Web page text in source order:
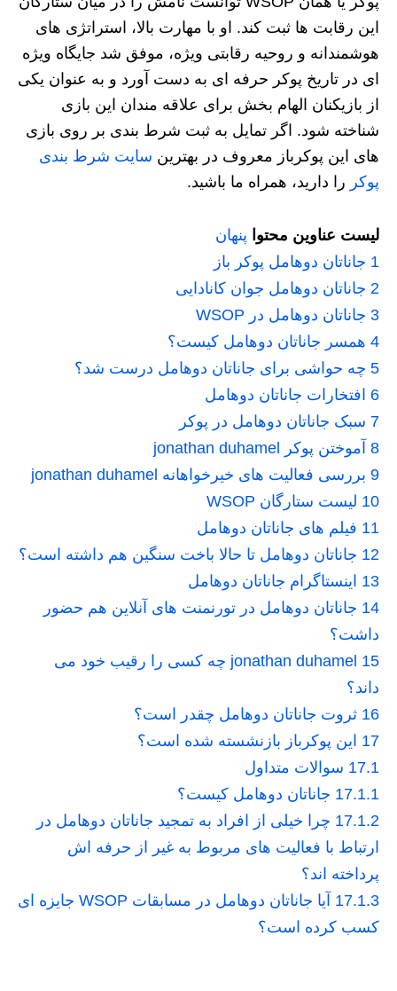
این رقابت ها ثبت کند. او با مهارت بالا، استراتژی های
هوشمندانه و روحیه رقابتی ویژه، موفق شد جایگاه ویژه
ای در تاریخ پوکر حرفه ای به دست آورد و به عنوان یکی
از بازیکنان الهام بخش برای علاقه مندان این بازی
شناخته شود. اگر تمایل به ثبت شرط بندی بر روی بازی
های این پوکرباز معروف در بهترین سایت شرط بندی
پوکر را دارید، همراه ما باشید.
لیست عناوین محتوا پنهان
1 جاناتان دوهامل پوکر باز
2 جاناتان دوهامل جوان کانادایی
3 جاناتان دوهامل در WSOP
4 همسر جاناتان دوهامل کیست؟
5 چه حواشی برای جاناتان دوهامل درست شد؟
6 افتخارات جاناتان دوهامل
7 سبک جاناتان دوهامل در پوکر
8 آموختن پوکر jonathan duhamel
9 بررسی فعالیت های خیرخواهانه jonathan duhamel
10 لیست ستارگان WSOP
11 فیلم های جاناتان دوهامل
12 جاناتان دوهامل تا حالا باخت سنگین هم داشته است؟
13 اینستاگرام جاناتان دوهامل
14 جاناتان دوهامل در تورنمنت های آنلاین هم حضور
داشت؟
15
jonathan duhamel چه کسی را رقیب خود می
داند؟
16 ثروت جاناتان دوهامل چقدر است؟
17 این پوکرباز بازنشسته شده است؟
17.1 سوالات متداول
17.1.1 جاناتان دوهامل کیست؟
17.1.2 چرا خیلی از افراد به تمجید جاناتان دوهامل در
ارتباط با فعالیت های مربوط به غیر از حرفه اش
پرداخته اند؟
17.1.3
آیا جاناتان دوهامل در مسابقات WSOP جایزه ای
کسب کرده است؟